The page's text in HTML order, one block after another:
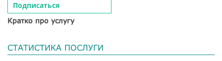
Подписаться
Кратко про услугу
СТАТИСТИКА ПОСЛУГИ